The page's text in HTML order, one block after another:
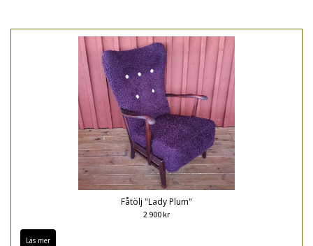
Fåtölj "Lady Plum"
2 900 kr
Läs mer